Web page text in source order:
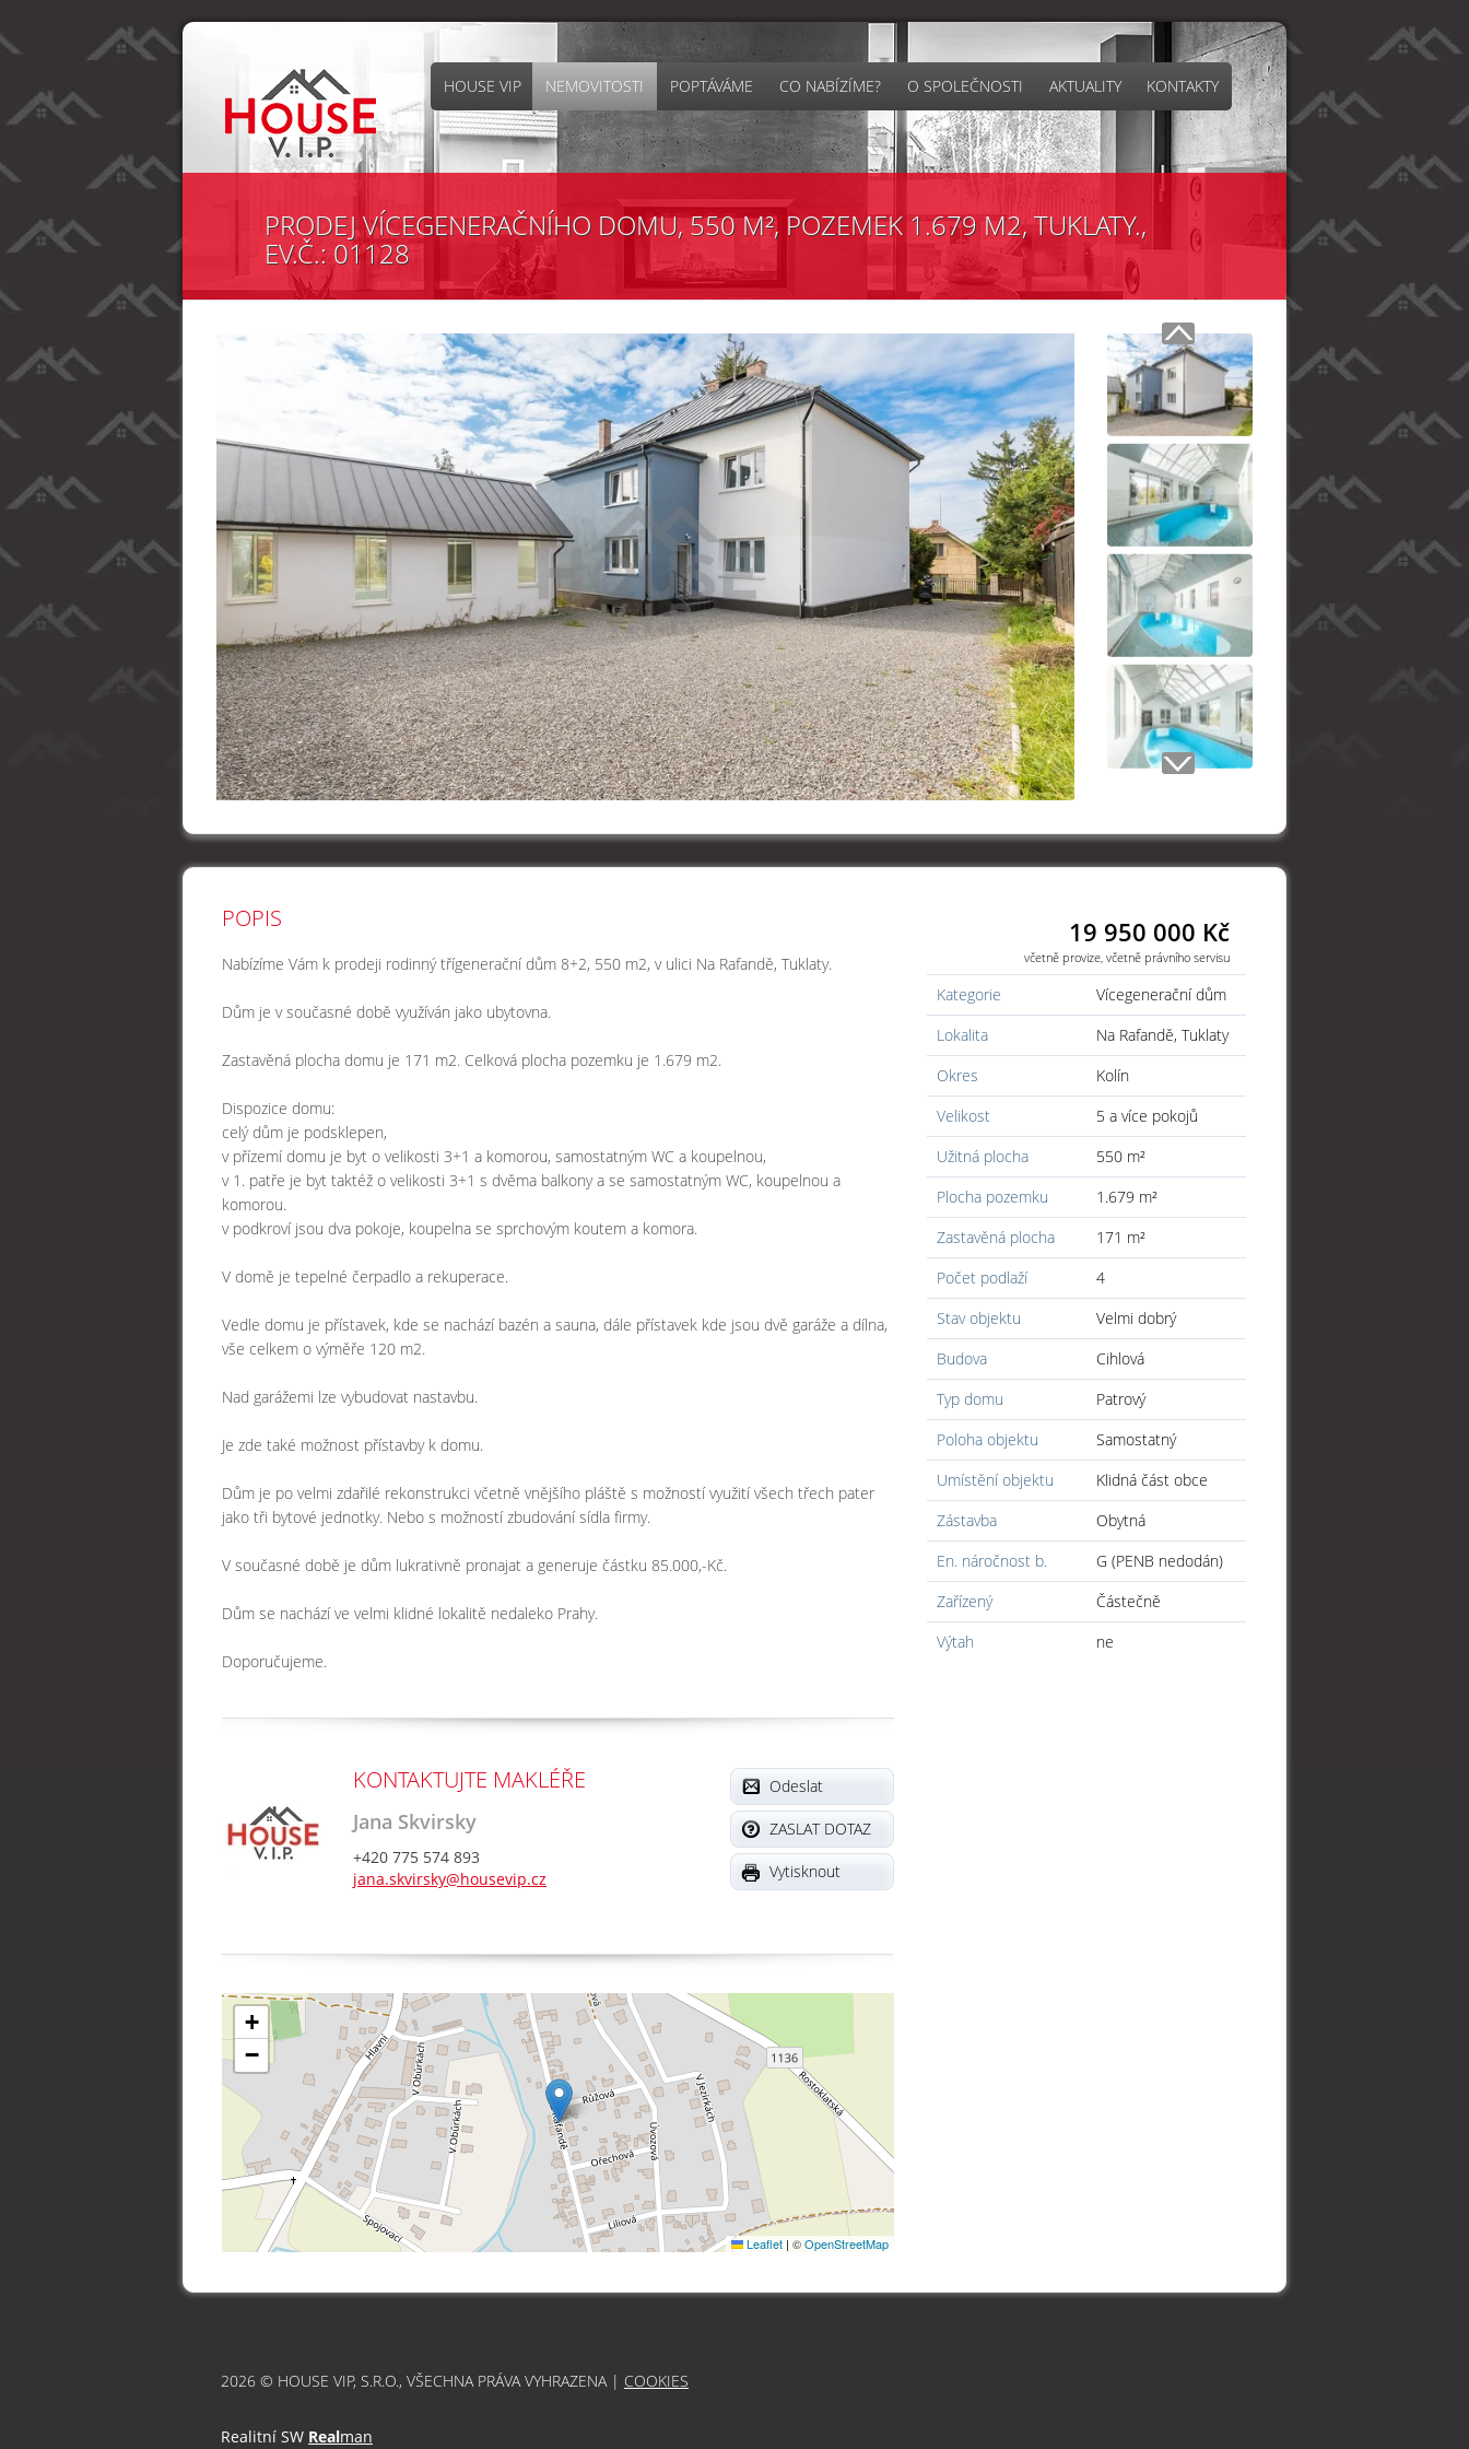
HOUSE VIP NEMOVITOSTI POPTÁVÁME CO NABÍZÍME? O SPOLEČNOSTI AKTUALITY KONTAKTY
PRODEJ VÍCEGENERAČNÍHO DOMU, 550 M², POZEMEK 1.679 M2, TUKLATY.,
EV.Č.: 01128
POPIS
Nabízíme Vám k prodeji rodinný třígenerační dům 8+2, 550 m2, v ulici Na Rafandě, Tuklaty.
Dům je v současné době využíván jako ubytovna.
Zastavěná plocha domu je 171 m2. Celková plocha pozemku je 1.679 m2.
Dispozice domu:
celý dům je podsklepen,
v přízemí domu je byt o velikosti 3+1 a komorou, samostatným WC a koupelnou,
v 1. patře je byt taktéž o velikosti 3+1 s dvěma balkony a se samostatným WC, koupelnou a
komorou.
v podkroví jsou dva pokoje, koupelna se sprchovým koutem a komora.
V domě je tepelné čerpadlo a rekuperace.
Vedle domu je přístavek, kde se nachází bazén a sauna, dále přístavek kde jsou dvě garáže a dílna,
vše celkem o výměře 120 m2.
Nad garážemi lze vybudovat nastavbu.
Je zde také možnost přístavby k domu.
Dům je po velmi zdařilé rekonstrukci včetně vnějšího pláště s možností využití všech třech pater
jako tři bytové jednotky. Nebo s možností zbudování sídla firmy.
V současné době je dům lukrativně pronajat a generuje částku 85.000,-Kč.
Dům se nachází ve velmi klidné lokalitě nedaleko Prahy.
Doporučujeme.
KONTAKTUJTE MAKLÉŘE
Jana Skvirsky
+420 775 574 893
jana.skvirsky@housevip.cz
Odeslat
ZASLAT DOTAZ
Vytisknout
+
−
Leaflet | ©OpenStreetMap
19 950 000 Kč
včetně provize, včetně právního servisu
Kategorie
Vícegenerační dům
Lokalita
Na Rafandě, Tuklaty
Okres
Kolín
Velikost
5 a více pokojů
Užitná plocha
550 m²
Plocha pozemku
1.679 m²
Zastavěná plocha
171 m²
Počet podlaží
4
Stav objektu
Velmi dobrý
Budova
Cihlová
Typ domu
Patrový
Poloha objektu
Samostatný
Umístění objektu
Klidná část obce
Zástavba
Obytná
En. náročnost b.
G (PENB nedodán)
Zařízený
Částečně
Výtah
ne
2026 © HOUSE VIP, S.R.O., VŠECHNA PRÁVA VYHRAZENA | COOKIES
Realitní SW Realman